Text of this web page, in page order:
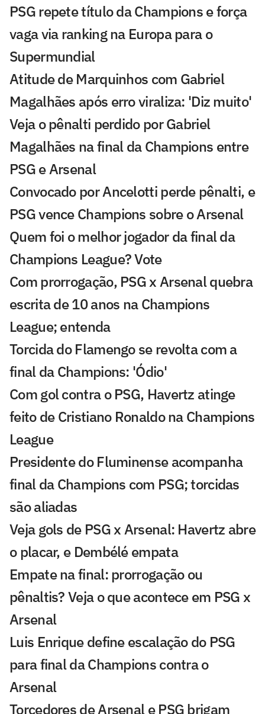
PSG repete título da Champions e força
vaga via ranking na Europa para o
Supermundial
Atitude de Marquinhos com Gabriel
Magalhães após erro viraliza: 'Diz muito'
Veja o pênalti perdido por Gabriel
Magalhães na final da Champions entre
PSG e Arsenal
Convocado por Ancelotti perde pênalti, e
PSG vence Champions sobre o Arsenal
Quem foi o melhor jogador da final da
Champions League? Vote
Com prorrogação, PSG x Arsenal quebra
escrita de 10 anos na Champions
League; entenda
Torcida do Flamengo se revolta com a
final da Champions: 'Ódio'
Com gol contra o PSG, Havertz atinge
feito de Cristiano Ronaldo na Champions
League
Presidente do Fluminense acompanha
final da Champions com PSG; torcidas
são aliadas
Veja gols de PSG x Arsenal: Havertz abre
o placar, e Dembélé empata
Empate na final: prorrogação ou
pênaltis? Veja o que acontece em PSG x
Arsenal
Luis Enrique define escalação do PSG
para final da Champions contra o
Arsenal
Torcedores de Arsenal e PSG brigam